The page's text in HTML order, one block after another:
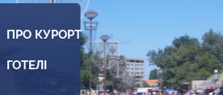
ПРО КУРОРТ